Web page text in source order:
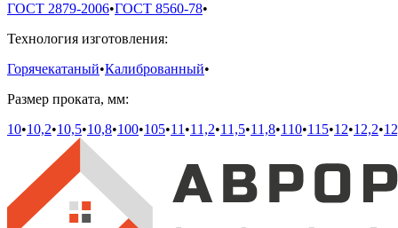
ГОСТ 2879-2006•ГОСТ 8560-78•
Технология изготовления:
Горячекатаный•Калиброванный•
Размер проката, мм:
10•10,2•10,5•10,8•100•105•11•11,2•11,5•11,8•110•115•12•12,2•